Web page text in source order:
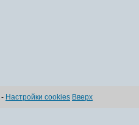
- Настройки cookies Вверх